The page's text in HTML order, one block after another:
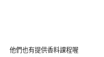
他們也有提供香料課程喔